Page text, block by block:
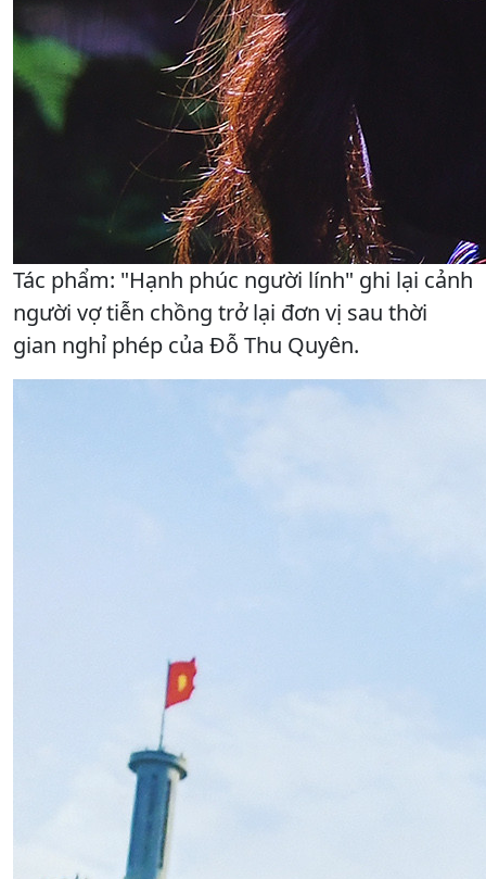
Tác phẩm: "Hạnh phúc người lính" ghi lại cảnh
người vợ tiễn chồng trở lại đơn vị sau thời
gian nghỉ phép của Đỗ Thu Quyên.